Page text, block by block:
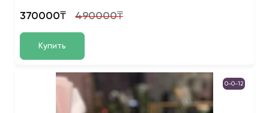
370000₸ 490000₸
Купить
0-0-12